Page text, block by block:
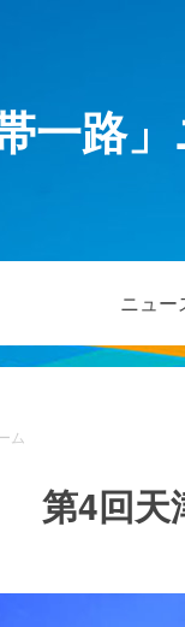
帯一路
ニュー
ム
第4回天